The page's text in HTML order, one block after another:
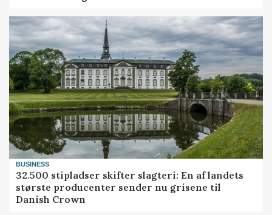
BUSINESS
32.500 stipladser skifter slagteri: En af landets
største producenter sender nu grisene til
Danish Crown